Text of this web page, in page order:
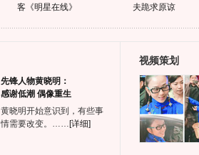
客《明星在线》
夫跪求原谅
先锋人物黄晓明：
感谢低潮 偶像重生
黄晓明开始意识到，有些事
情需要改变。…… [详细]
视频策划